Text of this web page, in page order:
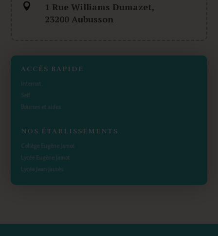

1 Rue Williams Dumazet,
23200 Aubusson
ACCÈS RAPIDE
Internat
Self
Bourses et aides
NOS ÉTABLISSEMENTS
Collège Eugène Jamot
Lycée Eugène Jamot
Lycée Jean Jaurès